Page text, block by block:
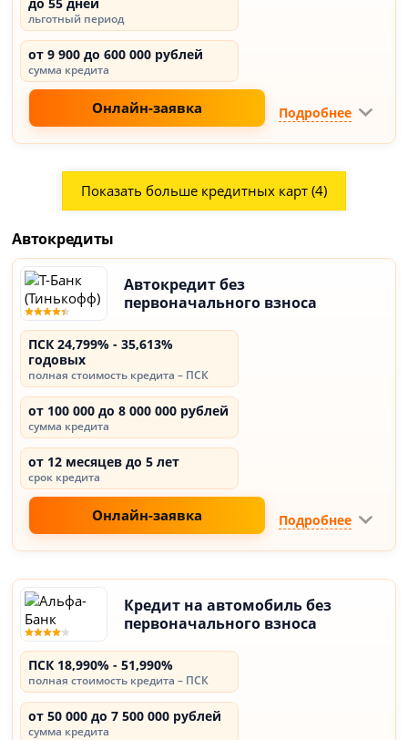
льготный период
от 9 900 до 600 000 рублей
сумма кредита
Онлайн-заявка Подробнее
Показать больше кредитных карт (4)
Автокредиты
Автокредит без
первоначального взноса
ПСК 24,799% - 35,613%
годовых
полная стоимость кредита – ПСК
от 100 000 до 8 000 000 рублей
сумма кредита
от 12 месяцев до 5 лет
срок кредита
Онлайн-заявка Подробнее
Кредит на автомобиль без
первоначального взноса
ПСК 18,990% - 51,990%
полная стоимость кредита – ПСК
от 50 000 до 7 500 000 рублей
сумма кредита